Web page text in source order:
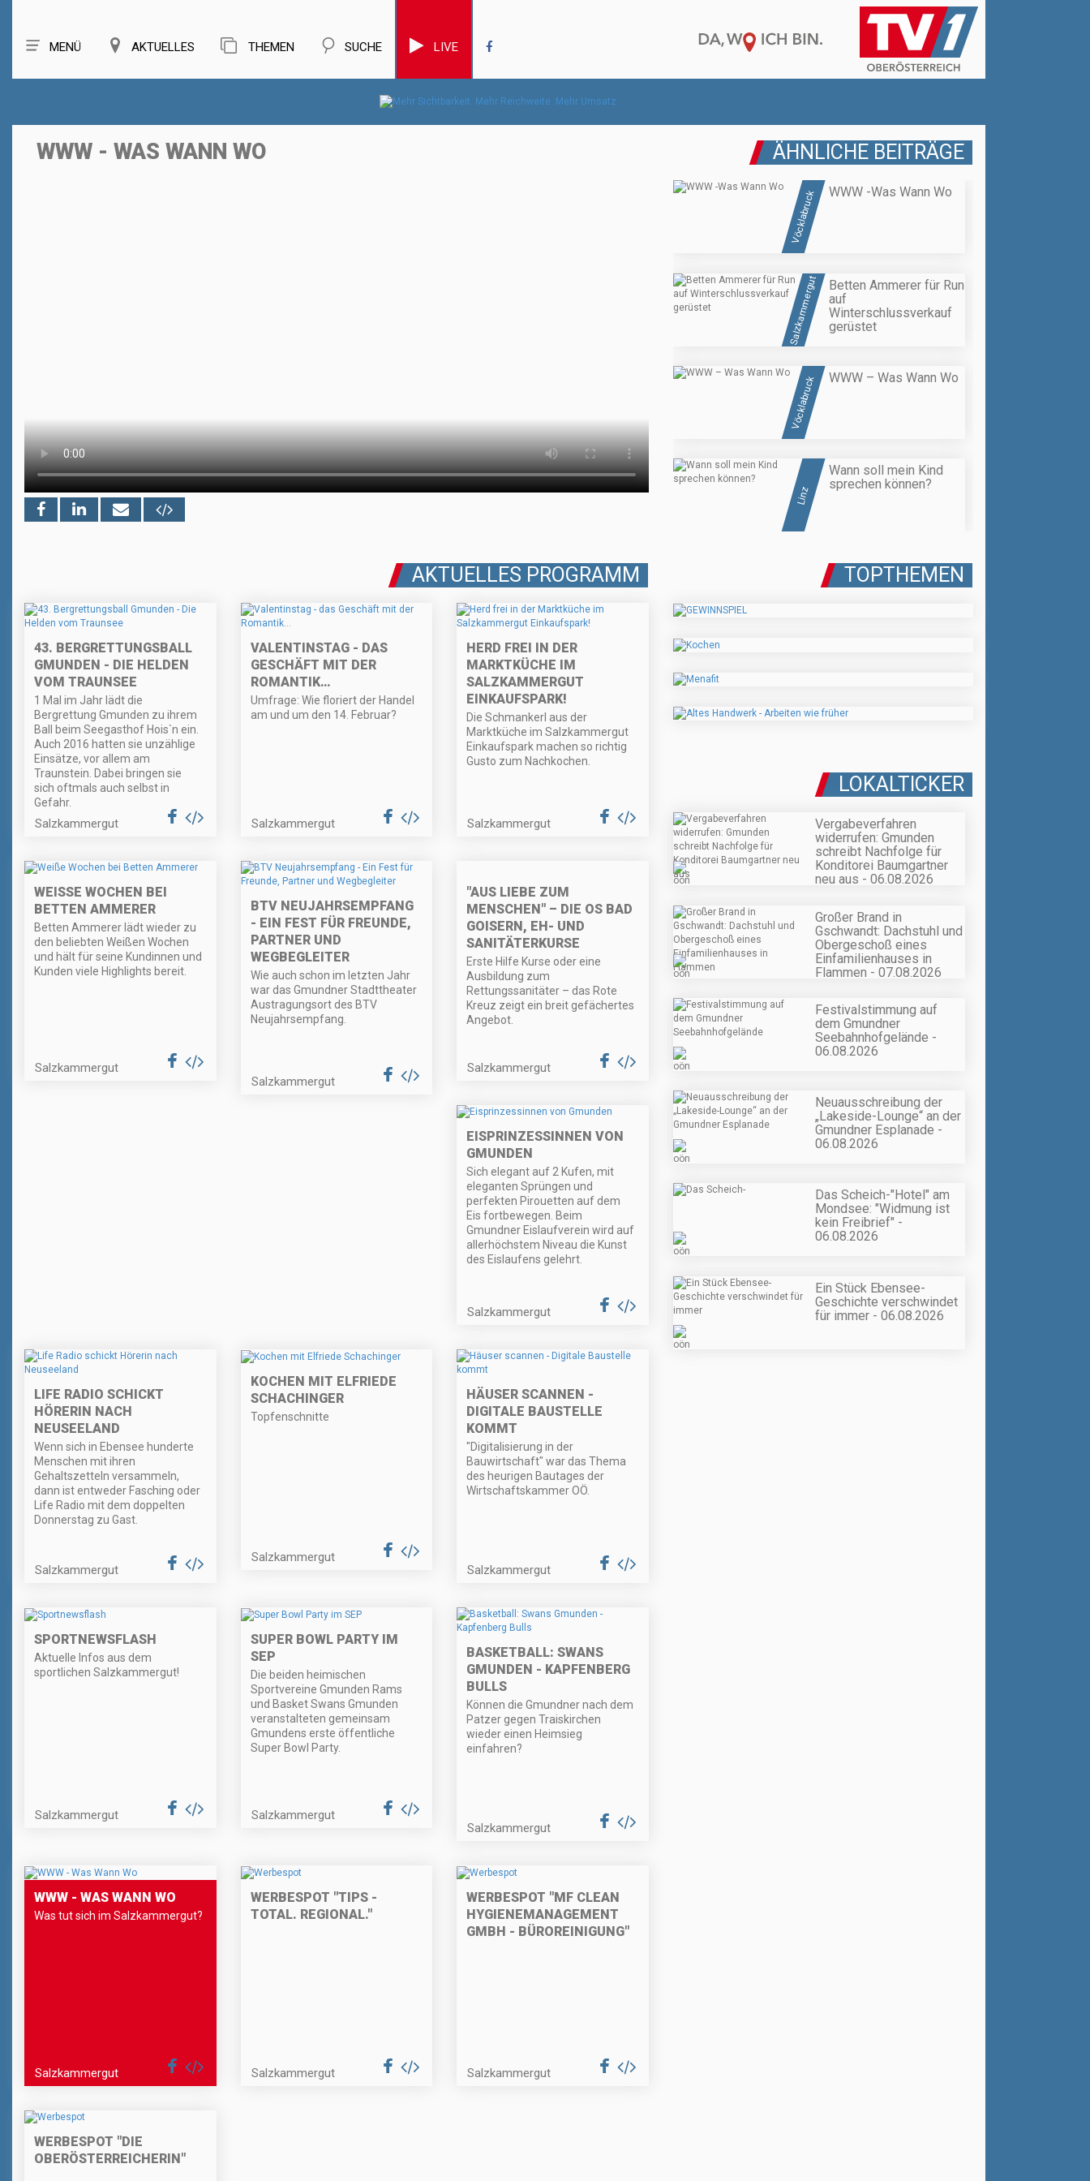
MENÜ AKTUELLES THEMEN SUCHE LIVE
WWW - WAS WANN WO ÄHNLICHE BEITRÄGE
Vöcklabruck WWW -Was Wann Wo
Salzkammergut
Betten Ammerer für Run
auf
Winterschlussverkauf
gerüstet
Vöcklabruck WWW – Was Wann Wo
Linz
Wann soll mein Kind
sprechen können?
AKTUELLES PROGRAMM
43. BERGRETTUNGSBALL
GMUNDEN - DIE HELDEN
VOM TRAUNSEE
1 Mal im Jahr lädt die
Bergrettung Gmunden zu ihrem
Ball beim Seegasthof Hois`n ein.
Auch 2016 hatten sie unzählige
Einsätze, vor allem am
Traunstein. Dabei bringen sie
sich oftmals auch selbst in
Gefahr.
Salzkammergut
VALENTINSTAG - DAS
GESCHÄFT MIT DER
ROMANTIK…
Umfrage: Wie floriert der Handel
am und um den 14. Februar?
Salzkammergut
HERD FREI IN DER
MARKTKÜCHE IM
SALZKAMMERGUT
EINKAUFSPARK!
Die Schmankerl aus der
Marktküche im Salzkammergut
Einkaufspark machen so richtig
Gusto zum Nachkochen.
Salzkammergut
WEISSE WOCHEN BEI B
ETTEN AMMERER
Betten Ammerer lädt wieder zu
den beliebten Weißen Wochen
und hält für seine Kundinnen und
Kunden viele Highlights bereit.
Salzkammergut
BTV NEUJAHRSEMPFANG
- EIN FEST FÜR FREUNDE,
PARTNER UND
WEGBEGLEITER
Wie auch schon im letzten Jahr
war das Gmundner Stadttheater
Austragungsort des BTV
Neujahrsempfang.
Salzkammergut
"AUS LIEBE ZUM
MENSCHEN" – DIE OS BAD
GOISERN, EH- UND
SANITÄTERKURSE
Erste Hilfe Kurse oder eine
Ausbildung zum
Rettungssanitäter – das Rote
Kreuz zeigt ein breit gefächertes
Angebot.
Salzkammergut
EISPRINZESSINNEN VON
GMUNDEN
Sich elegant auf 2 Kufen, mit
eleganten Sprüngen und
perfekten Pirouetten auf dem
Eis fortbewegen. Beim
Gmundner Eislaufverein wird auf
allerhöchstem Niveau die Kunst
des Eislaufens gelehrt.
Salzkammergut
LIFE RADIO SCHICKT
HÖRERIN NACH
NEUSEELAND
Wenn sich in Ebensee hunderte
Menschen mit ihren
Gehaltszetteln versammeln,
dann ist entweder Fasching oder
Life Radio mit dem doppelten
Donnerstag zu Gast.
Salzkammergut
KOCHEN MIT ELFRIEDE
SCHACHINGER
Topfenschnitte
Salzkammergut
HÄUSER SCANNEN -
DIGITALE BAUSTELLE
KOMMT
"Digitalisierung in der
Bauwirtschaft" war das Thema
des heurigen Bautages der
Wirtschaftskammer OÖ.
Salzkammergut
SPORTNEWSFLASH
Aktuelle Infos aus dem
sportlichen Salzkammergut!
Salzkammergut
SUPER BOWL PARTY IM
SEP
Die beiden heimischen
Sportvereine Gmunden Rams
und Basket Swans Gmunden
veranstalteten gemeinsam
Gmundens erste öffentliche
Super Bowl Party.
Salzkammergut
BASKETBALL: SWANS
GMUNDEN - KAPFENBERG
BULLS
Können die Gmundner nach dem
Patzer gegen Traiskirchen
wieder einen Heimsieg
einfahren?
Salzkammergut
WWW - WAS WANN WO
Was tut sich im Salzkammergut?
Salzkammergut
WERBESPOT "TIPS -
TOTAL. REGIONAL."
Salzkammergut
WERBESPOT "MF CLEAN
HYGIENEMANAGEMENT
GMBH - BÜROREINIGUNG"
Salzkammergut
WERBESPOT "DIE
OBERÖSTERREICHERIN"
TOPTHEMEN
LOKALTICKER
Vergabeverfahren
widerrufen: Gmunden
schreibt Nachfolge für
Konditorei Baumgartner
neu aus - 06.08.2026
Großer Brand in
Gschwandt: Dachstuhl und
Obergeschoß eines
Einfamilienhauses in
Flammen - 07.08.2026
Festivalstimmung auf
dem Gmundner
Seebahnhofgelände -
06.08.2026
Neuausschreibung der
„Lakeside-Lounge“ an der
Gmundner Esplanade -
06.08.2026
Das Scheich-"Hotel" am
Mondsee: "Widmung ist
kein Freibrief" -
06.08.2026
Ein Stück Ebensee-
Geschichte verschwindet
für immer - 06.08.2026